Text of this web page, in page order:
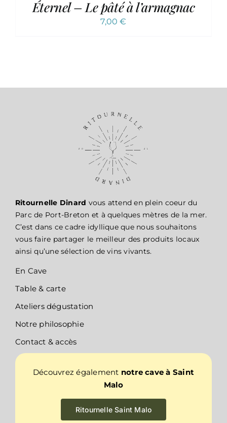
Éternel – Le pâté à l’armagnac
7,00€
Ritournelle Dinard vous attend en plein coeur du
Parc de Port-Breton et à quelques mètres de la mer.
C’est dans ce cadre idyllique que nous souhaitons
vous faire partager le meilleur des produits locaux
ainsi qu’une sélection de vins vivants.
En Cave
Table & carte
Ateliers dégustation
Notre philosophie
Contact & accès
Découvrez également notre cave à Saint
Malo
Ritournelle Saint Malo